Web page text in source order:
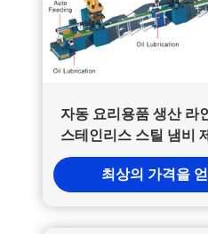
자동 요리용품 생산 라
스테인리스 스틸 냄비
요리 생산
최상의 가격을